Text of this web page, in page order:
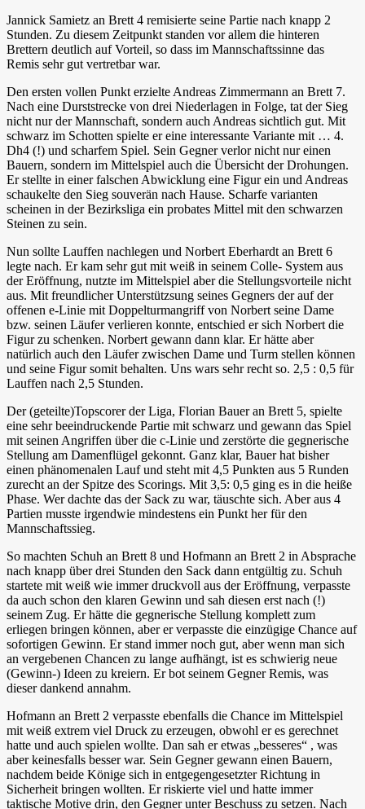
Jannick Samietz an Brett 4 remisierte seine Partie nach knapp 2
Stunden. Zu diesem Zeitpunkt standen vor allem die hinteren
Brettern deutlich auf Vorteil, so dass im Mannschaftssinne das
Remis sehr gut vertretbar war.
Den ersten vollen Punkt erzielte Andreas Zimmermann an Brett 7.
Nach eine Durststrecke von drei Niederlagen in Folge, tat der Sieg
nicht nur der Mannschaft, sondern auch Andreas sichtlich gut. Mit
schwarz im Schotten spielte er eine interessante Variante mit … 4.
Dh4 (!) und scharfem Spiel. Sein Gegner verlor nicht nur einen
Bauern, sondern im Mittelspiel auch die Übersicht der Drohungen.
Er stellte in einer falschen Abwicklung eine Figur ein und Andreas
schaukelte den Sieg souverän nach Hause. Scharfe varianten
scheinen in der Bezirksliga ein probates Mittel mit den schwarzen
Steinen zu sein.
Nun sollte Lauffen nachlegen und Norbert Eberhardt an Brett 6
legte nach. Er kam sehr gut mit weiß in seinem Colle- System aus
der Eröffnung, nutzte im Mittelspiel aber die Stellungsvorteile nicht
aus. Mit freundlicher Unterstützsung seines Gegners der auf der
offenen e-Linie mit Doppelturmangriff von Norbert seine Dame
bzw. seinen Läufer verlieren konnte, entschied er sich Norbert die
Figur zu schenken. Norbert gewann dann klar. Er hätte aber
natürlich auch den Läufer zwischen Dame und Turm stellen können
und seine Figur somit behalten. Uns wars sehr recht so. 2,5 : 0,5 für
Lauffen nach 2,5 Stunden.
Der (geteilte)Topscorer der Liga, Florian Bauer an Brett 5, spielte
eine sehr beeindruckende Partie mit schwarz und gewann das Spiel
mit seinen Angriffen über die c-Linie und zerstörte die gegnerische
Stellung am Damenflügel gekonnt. Ganz klar, Bauer hat bisher
einen phänomenalen Lauf und steht mit 4,5 Punkten aus 5 Runden
zurecht an der Spitze des Scorings. Mit 3,5: 0,5 ging es in die heiße
Phase. Wer dachte das der Sack zu war, täuschte sich. Aber aus 4
Partien musste irgendwie mindestens ein Punkt her für den
Mannschaftssieg.
So machten Schuh an Brett 8 und Hofmann an Brett 2 in Absprache
nach knapp über drei Stunden den Sack dann entgültig zu. Schuh
startete mit weiß wie immer druckvoll aus der Eröffnung, verpasste
da auch schon den klaren Gewinn und sah diesen erst nach (!)
seinem Zug. Er hätte die gegnerische Stellung komplett zum
erliegen bringen können, aber er verpasste die einzügige Chance auf
sofortigen Gewinn. Er stand immer noch gut, aber wenn man sich
an vergebenen Chancen zu lange aufhängt, ist es schwierig neue
(Gewinn-) Ideen zu kreiern. Er bot seinem Gegner Remis, was
dieser dankend annahm.
Hofmann an Brett 2 verpasste ebenfalls die Chance im Mittelspiel
mit weiß extrem viel Druck zu erzeugen, obwohl er es gerechnet
hatte und auch spielen wollte. Dan sah er etwas „besseres“ , was
aber keinesfalls besser war. Sein Gegner gewann einen Bauern,
nachdem beide Könige sich in entgegengesetzter Richtung in
Sicherheit bringen wollten. Er riskierte viel und hatte immer
taktische Motive drin, den Gegner unter Beschuss zu setzen. Nach